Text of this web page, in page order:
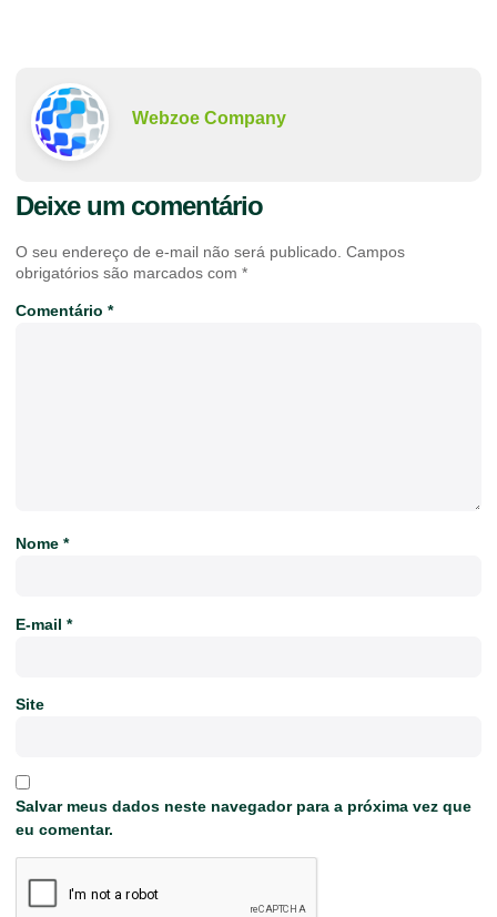
Webzoe Company
Deixe um comentário
O seu endereço de e-mail não será publicado. Campos
obrigatórios são marcados com *
Comentário *
Nome *
E-mail *
Site
Salvar meus dados neste navegador para a próxima vez que
eu comentar.